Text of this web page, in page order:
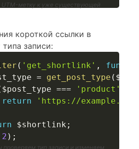
метку к уже существующей
короткой ссылки в
записи:
( 'get_shortlink' ,
= get_post_type ( $id
$post_type === 'product'
return
'https://
$shortlink ;
2 ) ;
тип записи и изменяем